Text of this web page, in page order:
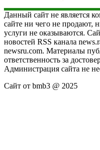
Данный сайт не является
сайте ни чего не продают,
услуги не оказываются.
новостей RSS канала
newsru.com. Материалы
ответственность за
Администрация сайта не
Сайт от bmb3 @ 2025